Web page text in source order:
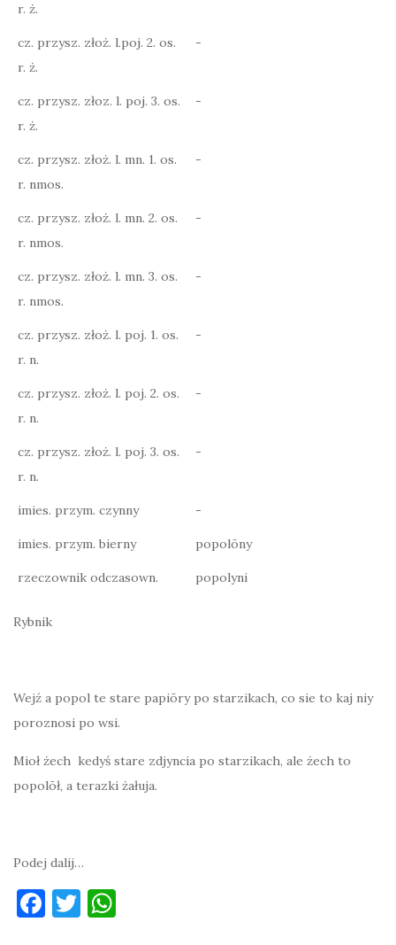
r. ż.
cz. przysz. złoż. l.poj. 2. os.
r. ż.
-
cz. przysz. złoz. l. poj. 3. os.
r. ż.
-
cz. przysz. złoż. l. mn. 1. os.
r. nmos.
-
cz. przysz. złoż. l. mn. 2. os.
r. nmos.
-
cz. przysz. złoż. l. mn. 3. os.
r. nmos.
-
cz. przysz. złoż. l. poj. 1. os.
r. n.
-
cz. przysz. złoż. l. poj. 2. os.
r. n.
-
cz. przysz. złoż. l. poj. 3. os.
r. n.
-
imies. przym. czynny -
imies. przym. bierny popolōny
rzeczownik odczasown. popolyni
Rybnik
Wejź a popol te stare papiōry po starzikach, co sie to kaj niy
poroznosi po wsi.
Mioł żech kedyś stare zdjyncia po starzikach, ale żech to
popolōł, a terazki żałuja.
Podej dalij…
F T